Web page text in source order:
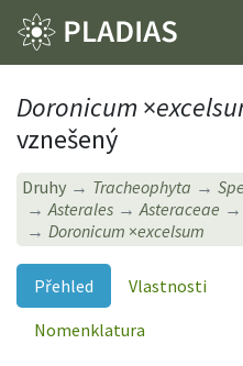
Doronicum ×
vznešený
Druhy Tracheophyta
Asterales
Asteraceae
Doronicum ×excelsum
Přehled Vlastnosti
Nomenklatura